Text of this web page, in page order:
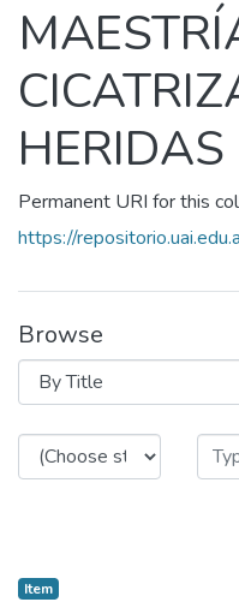
HERIDAS
Permanent URI for this
https://
Browse
Browsing
Item